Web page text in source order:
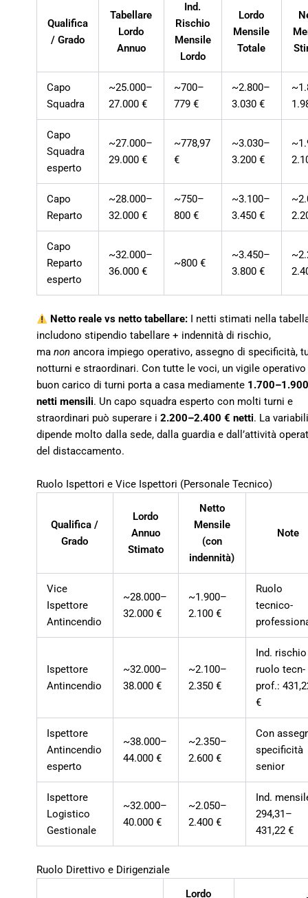
Qualifica
/ Grado
Tabellare
Lordo
Annuo
Ind.
Rischio
Mensile
Lordo
Lordo
Mensile
Totale
Capo
Squadra
~25.000–
27.000 €
~700–
779 €
~2.800–
3.030 €
Capo
Squadra
esperto
~27.000–
29.000 €
~778,97
€
~3.030–
3.200 €
Capo
Reparto
~28.000–
32.000 €
~750–
800 €
~3.100–
3.450 €
Capo
Reparto
esperto
~32.000–
36.000 €
~800 €
~3.450–
3.800 €
Netto reale vs netto tabellare: I netti stimati nella
includono stipendio tabellare + indennità di rischio,
ma nonancora impiego operativo, assegno di specificità,
notturni e straordinari. Con tutte le voci, un vigile
buon carico di turni porta a casa mediamente
netti mensili. Un capo squadra esperto con molti turni e
straordinari può superare i 2.200–2.400 € netti. La
dipende molto dalla sede, dalla guardia e dall’attività
del distaccamento.
Ruolo Ispettori e Vice Ispettori (Personale Tecnico)
Qualifica /
Grado
Lordo
Annuo
Stimato
Netto
Mensile
(con
indennità)
Note
Vice
Ispettore
Antincendio
~28.000–
32.000 €
~1.900–
2.100 €
Ruolo
tecnico-
Ispettore
Antincendio
~32.000–
38.000 €
~2.100–
2.350 €
Ind. rischio
ruolo tecn-
prof.:
€
Ispettore
Antincendio
esperto
~38.000–
44.000 €
~2.350–
2.600 €
Con
specificità
senior
Ispettore
Logistico
Gestionale
~32.000–
40.000 €
~2.050–
2.400 €
Ind.
294,31–
431,22 €
Ruolo Direttivo e Dirigenziale
Lordo